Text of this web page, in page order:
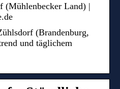
(Mühlenbecker Land) |
(Brandenburg,
und täglichem